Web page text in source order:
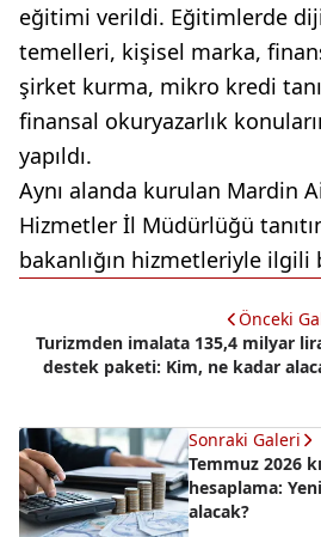
eğitimi verildi. Eğitimlerde
temelleri, kişisel marka,
şirket kurma, mikro kredi
finansal okuryazarlık
yapıldı.
Aynı alanda kurulan Mardin
Hizmetler İl Müdürlüğü
bakanlığın hizmetleriyle ilgili
Önceki
Turizmden imalata 135,4 milyar
destek paketi: Kim, ne kadar
Sonraki Galeri
Temmuz 2026
hesaplama:
alacak?